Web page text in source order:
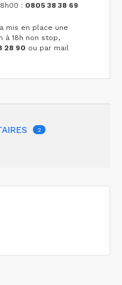
: 0805 38 38 69
a mis en place une
à 18h non stop,
28 90 ou par mail
2